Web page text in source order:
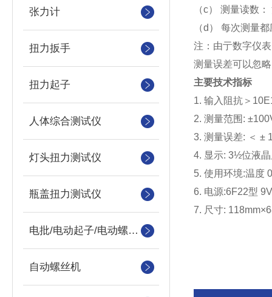
张力计
扭力扳手
扭力起子
人体综合测试仪
灯头扭力测试仪
瓶盖扭力测试仪
电批/电动起子/电动螺丝刀
自动螺丝机
（c） 测量读数
（d） 每次测量
注：由亍数字仪
测量误差可以忽
主要技术指标
1. 输入阻抗＞
2. 测量范围:
3. 测量误差: ＜ ±
4. 显示: 3½位液
5. 使用环境:温度
6. 电源:6F22型
7. 尺寸: